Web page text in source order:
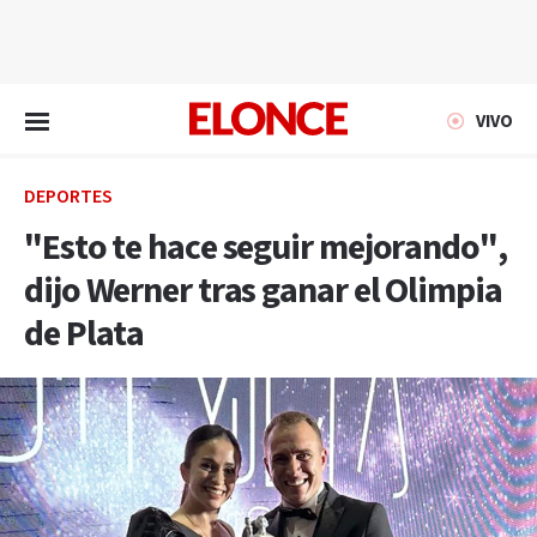
VIVO
DEPORTES
"Esto te hace seguir mejorando",
dijo Werner tras ganar el Olimpia
de Plata